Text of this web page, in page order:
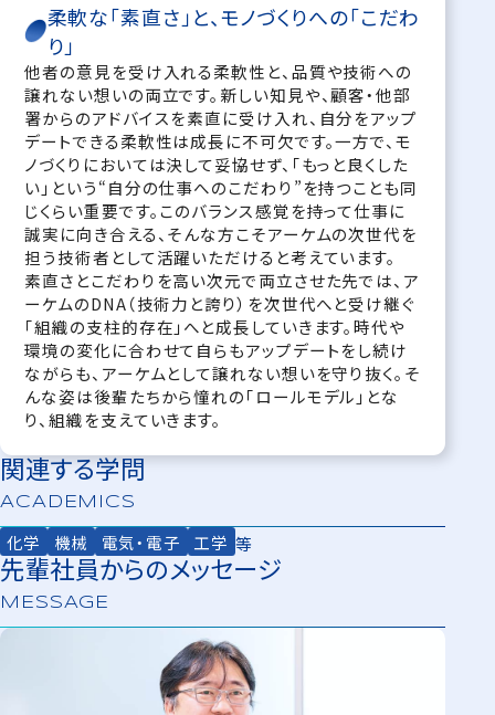
柔軟な「素直さ」と、モノづくりへの「こだわ
り」
他者の意見を受け入れる柔軟性と、品質や技術への
譲れない想いの両立です。新しい知見や、顧客・他部
署からのアドバイスを素直に受け入れ、自分をアップ
デートできる柔軟性は成長に不可欠です。一方で、モ
ノづくりにおいては決して妥協せず、「もっと良くした
い」という“自分の仕事へのこだわり”を持つことも同
じくらい重要です。このバランス感覚を持って仕事に
誠実に向き合える、そんな方こそアーケムの次世代を
担う技術者として活躍いただけると考えています。
素直さとこだわりを高い次元で両立させた先では、ア
ーケムのDNA（技術力と誇り）を次世代へと受け継ぐ
「組織の支柱的存在」へと成長していきます。時代や
環境の変化に合わせて自らもアップデートをし続け
ながらも、アーケムとして譲れない想いを守り抜く。そ
んな姿は後輩たちから憧れの「ロールモデル」とな
り、組織を支えていきます。
関連する学問
ACADEMICS
化学 機械 電気・電子 工学 等
先輩社員からのメッセージ
MESSAGE